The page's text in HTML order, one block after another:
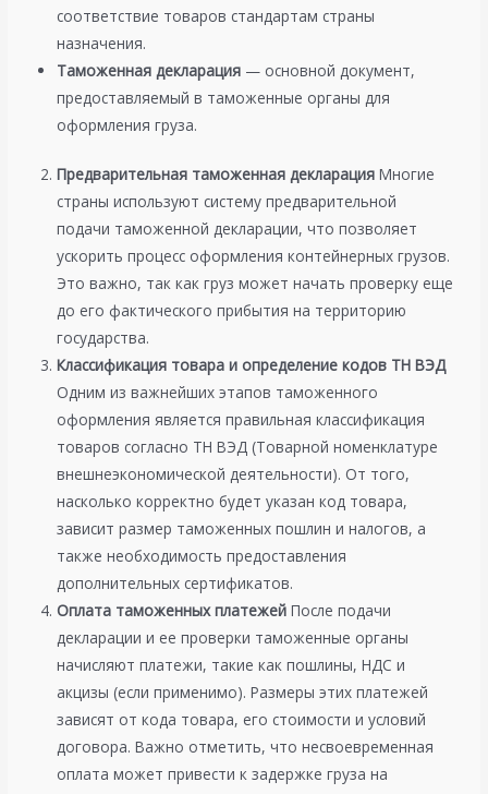
соответствие товаров стандартам страны
назначения.
Таможенная декларация — основной документ,
предоставляемый в таможенные органы для
оформления груза.
Предварительная таможенная декларация Многие
страны используют систему предварительной
подачи таможенной декларации, что позволяет
ускорить процесс оформления контейнерных грузов.
Это важно, так как груз может начать проверку еще
до его фактического прибытия на территорию
государства.
Классификация товара и определение кодов ТН ВЭД
Одним из важнейших этапов таможенного
оформления является правильная классификация
товаров согласно ТН ВЭД (Товарной номенклатуре
внешнеэкономической деятельности). От того,
насколько корректно будет указан код товара,
зависит размер таможенных пошлин и налогов, а
также необходимость предоставления
дополнительных сертификатов.
Оплата таможенных платежей После подачи
декларации и ее проверки таможенные органы
начисляют платежи, такие как пошлины, НДС и
акцизы (если применимо). Размеры этих платежей
зависят от кода товара, его стоимости и условий
договора. Важно отметить, что несвоевременная
оплата может привести к задержке груза на